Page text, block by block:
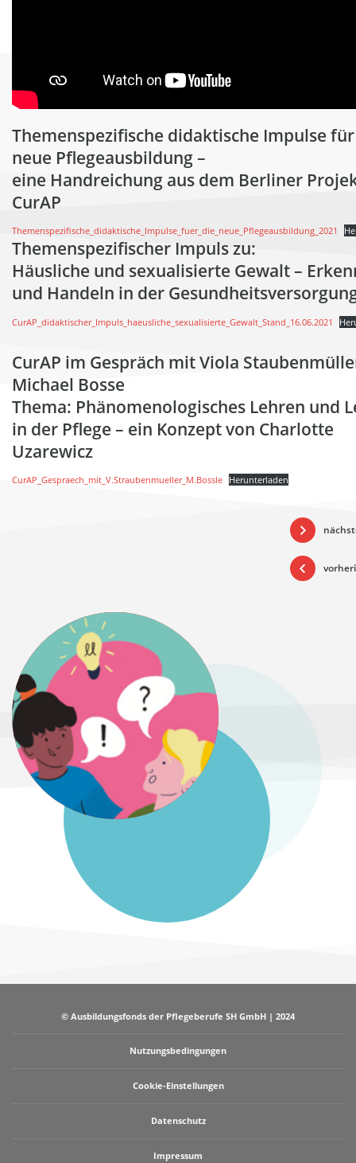
Themenspezifische didaktische Impulse
neue Pflegeausbildung –
eine Handreichung aus dem Berliner
CurAP
Themenspezifische_didaktische_Impulse_fuer_die_neue_Pflegeausbildung_2021
Themenspezifischer Impuls zu:
Häusliche und sexualisierte Gewalt –
und Handeln in der
CurAP_didaktischer_Impuls_haeusliche_sexualisierte_Gewalt_Stand_16.06.2021
CurAP im Gespräch mit Viola
Michael Bosse
Thema: Phänomenologisches Lehren und
in der Pflege – ein Konzept von Charlotte
Uzarewicz
CurAP_Gespraech_mit_V.Straubenmueller_M.Bossle Herunterladen
© Ausbildungsfonds der Pflegeberufe SH GmbH | 2024
Nutzungsbedingungen
Cookie-Einstellungen
Datenschutz
Impressum